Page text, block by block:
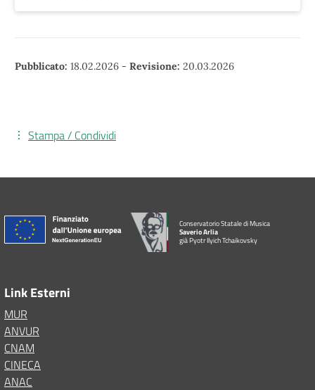
Pubblicato: 18.02.2026 - Revisione: 20.03.2026
Stampa / Condividi
Conservatorio Statale di Musica
Saverio Arlia
già Pyotr Ilyich Tchaikovsky
Link Esterni
MUR
ANVUR
CNAM
CINECA
ANAC